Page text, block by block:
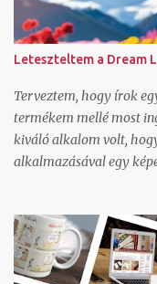
csoportodat az alap
amitől egyfajta
admin jelenlétet
oldaladba regisztrálunk
rendszert és beállítjuk
Leteszteltem a Dream
Terveztem, hogy írok
termékem mellé most
kiváló alkalom volt,
alkalmazásával egy
aminek a borítóját akril
kis pingvint rajzol rá. A
és oldalról látszik. Az